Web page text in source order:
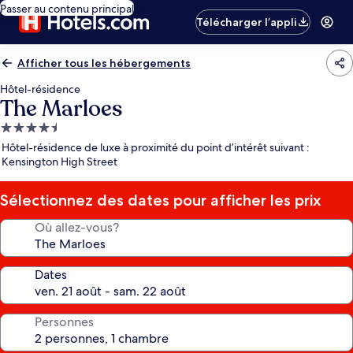
Passer au contenu principal
Télécharger l’appli
Afficher tous les hébergements
Hôtel-résidence
The Marloes
Hébergement
4.5 étoiles
Hôtel-résidence de luxe à proximité du point d’intérêt suivant :
Kensington High Street
Sélectionnez des dates pour afficher les prix
Où allez-vous?
Dates
Personnes